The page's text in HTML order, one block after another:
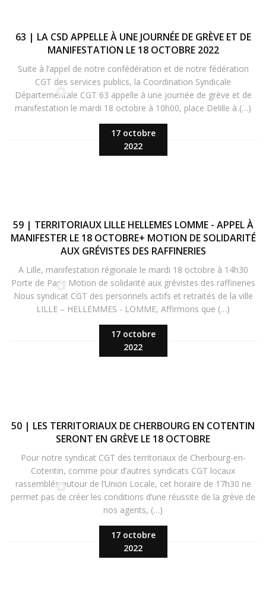
17 octobre
2022
63 | LA CSD APPELLE À UNE JOURNÉE DE GRÈVE ET DE
MANIFESTATION LE 18 OCTOBRE 2022
Suite à l’appel de notre confédération et de notre fédération
CGT des services publics, la Coordination Syndicale
Départementale CGT 63 appelle à une journée de grève et de
manifestation le mardi 18 octobre à 10h00, place Delille à (…)
17 octobre
2022
59 | TERRITORIAUX LILLE HELLEMES LOMME - APPEL À
MANIFESTER LE 18 OCTOBRE+ MOTION DE SOLIDARITÉ
AUX GRÉVISTES DES RAFFINERIES
A Lille, manifestation régionale le mardi 18 octobre à 14h30
Porte de Paris Motion de solidarité aux grévistes des raffineries
Nous syndicat CGT des personnels actifs et retraités de la ville
LILLE – HELLEMMES - LOMME, Affirmons que (…)
17 octobre
2022
50 | LES TERRITORIAUX DE CHERBOURG EN COTENTIN
SERONT EN GRÈVE LE 18 OCTOBRE
Pour notre syndicat CGT des territoriaux de Cherbourg-en-
Cotentin, comme pour d’autres syndicats CGT locaux
rassemblés autour de l’Union Locale, cet horaire de 17h30 ne
permet pas de créer les conditions d’une réussite de la grève de
nos agents, (…)